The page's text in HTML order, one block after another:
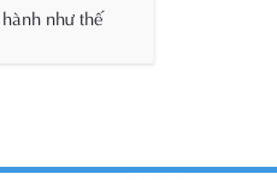
như thế